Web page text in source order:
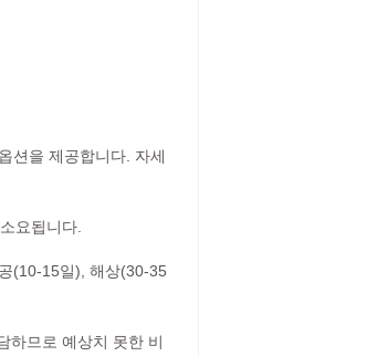
션을 제공합니다. 자세
요됩니다.
(10-15일), 해상(30-35
하므로 예상치 못한 비